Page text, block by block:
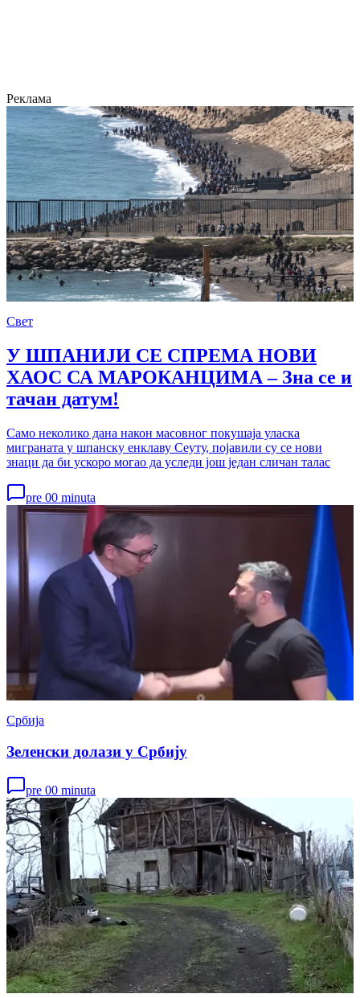
Реклама
Свет
У ШПАНИЈИ СЕ СПРЕМА НОВИ
ХАОС СА МАРОКАНЦИМА – Зна се и
тачан датум!
Само неколико дана након масовног покушаја уласка
миграната у шпанску енклаву Сеуту, појавили су се нови
знаци да би ускоро могао да уследи још један сличан талас
pre 00 minuta
Србија
Зеленски долази у Србију
pre 00 minuta